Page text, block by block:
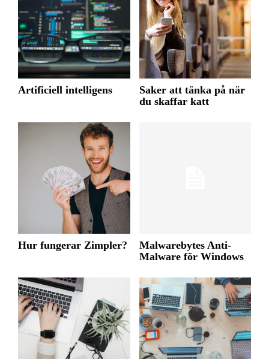
Artificiell intelligens
Saker att tänka på när
du skaffar katt
Hur fungerar Zimpler?
Malwarebytes Anti-
Malware för Windows